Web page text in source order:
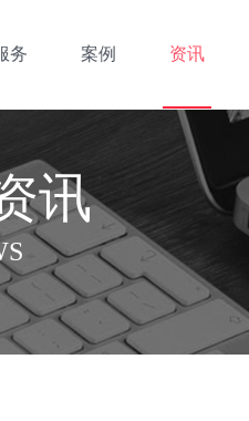
务 案例 资讯
讯